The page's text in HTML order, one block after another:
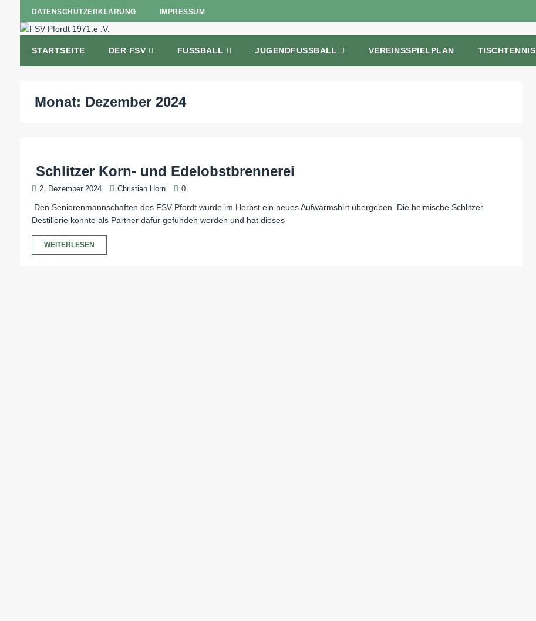
DATENSCHUTZERKLÄRUNG IMPRESSUM
STARTSEITE DER FSV FUSSBALL JUGENDFUSSBALL VEREINSSPIELPLAN TISCHTENNIS
Monat: Dezember 2024
Schlitzer Korn- und Edelobstbrennerei
2. Dezember 2024 Christian Horn 0
Den Seniorenmannschaften des FSV Pfordt wurde im Herbst ein neues Aufwärmshirt übergeben. Die heimische Schlitzer
Destillerie konnte als Partner dafür gefunden werden und hat dieses
WEITERLESEN